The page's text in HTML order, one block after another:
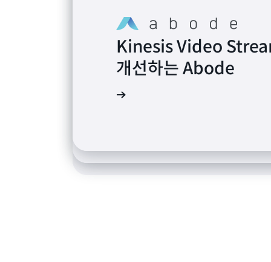
Kinesis Video
개선하는 Abode
Kinesis Video
시를 앞당기는
Kinesis Video
임화된 경험을 구축